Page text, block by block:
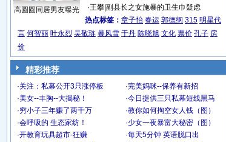
高圆圆同居男友曝光
·王攀| 副县长之女施暴的卫生巾疑虑
热点标签： 章子怡 春运 郭德纲 315 明星代
言 何智丽 叶永烈 吴敬琏 暴风雪 于丹 陈晓旭 文化 票价 孔子 房
价
精彩推荐
·关注：私幕公开3只涨停板 ·完美妈咪--保养有新招
·美女--丰胸--大揭秘！ ·今日提供三只私幕短线黑马
·穷小子三年赚了两千万 ·教你如何掏空女人钱（图）
·会呼吸的 生态家纺！ ·少女一夜暴富大秘密（图）
·开教育玩具超市-狂赚 ·每天5分钟 英语脱口出